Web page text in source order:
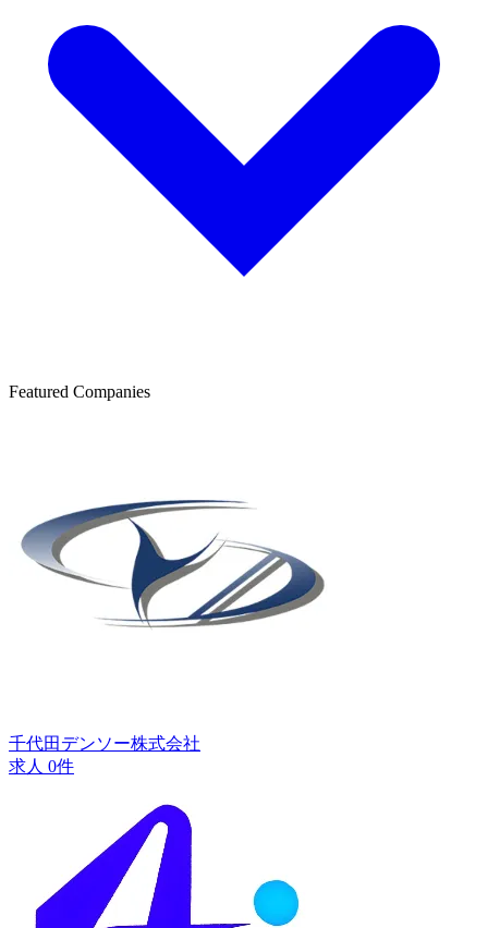
Featured Companies
千代田デンソー株式会社
求人 0件